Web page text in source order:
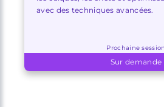
avec des techniques avancées.
Prochaine session
Sur demande